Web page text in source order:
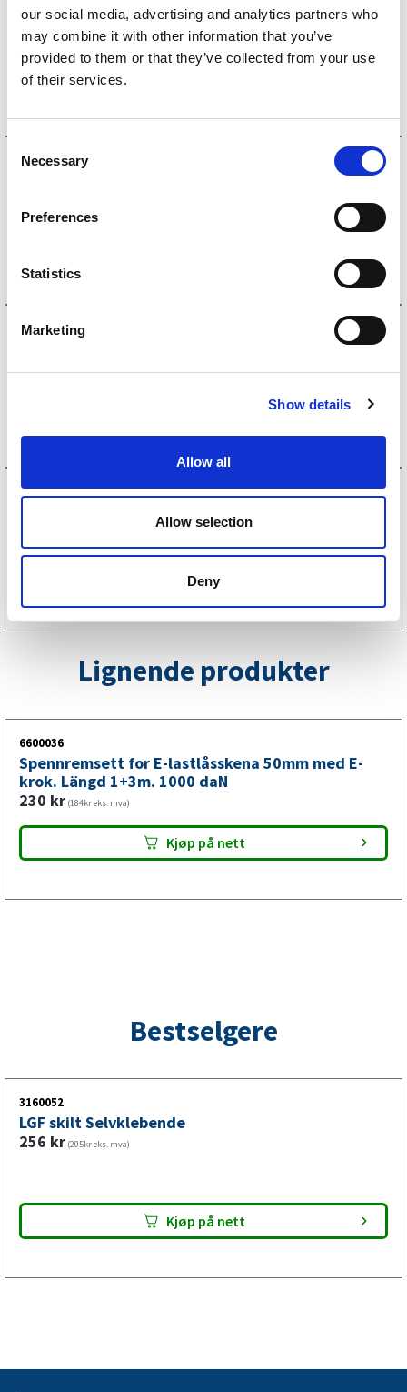
our social media, advertising and analytics partners who
may combine it with other information that you’ve
provided to them or that they’ve collected from your use
of their services.
C
n
Necessary
Preferences
Statistics
Marketing
Show details
Allow all
Allow selection
Deny
fjærende 50mm
162 kr(130kr eks. mva)
6620100
Cargo Bar aluminium Ø42 2350-2720mm lengde
6620101
1 300kr(1040kr eks. mva)
6620103
E-Track skinne i stål 152x13x0.25cm
Kjøp på nett
Lignende produkter
6600036
Spennremsett for E-lastlåsskena 50mm med E-
krok. Längd 1+3m. 1000 daN
230 kr (184kr eks. mva)
Kjøp på nett
Bestselgere
3160052
LGF skilt Selvklebende
256 kr (205kr eks. mva)
Kjøp på nett